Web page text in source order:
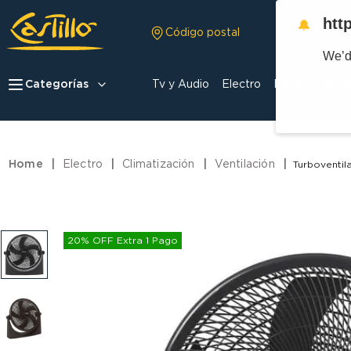
Código postal
Categorías Tv y Audio Electro
Electro Climatización Ventilación
20% OFF Extra 1 Pago
🔔